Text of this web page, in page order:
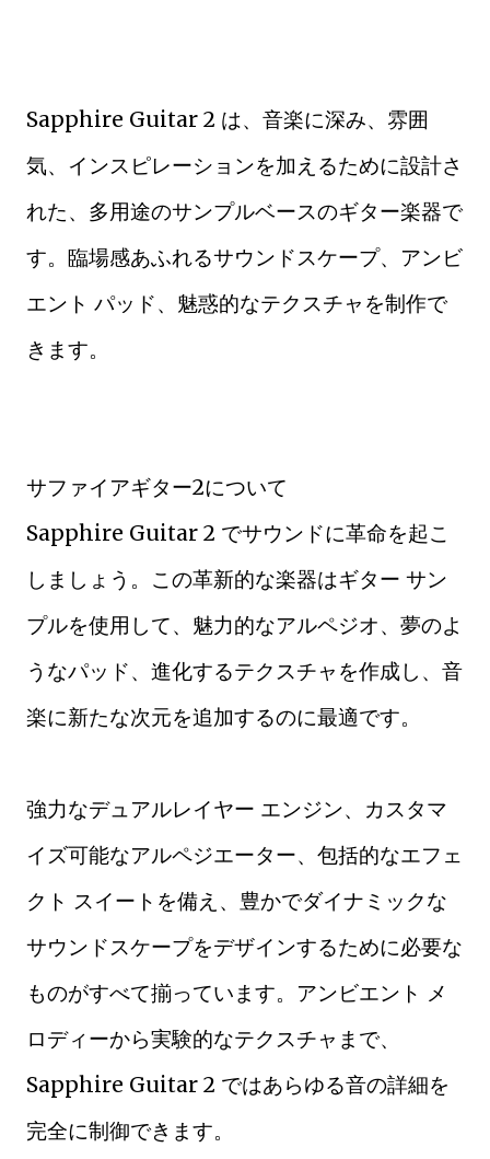
Sapphire Guitar 2 は、音楽に深み、雰囲
気、インスピレーションを加えるために設計さ
れた、多用途のサンプルベースのギター楽器で
す。臨場感あふれるサウンドスケープ、アンビ
エント パッド、魅惑的なテクスチャを制作で
きます。
サファイアギター2について
Sapphire Guitar 2 でサウンドに革命を起こ
しましょう。この革新的な楽器はギター サン
プルを使用して、魅力的なアルペジオ、夢のよ
うなパッド、進化するテクスチャを作成し、音
楽に新たな次元を追加するのに最適です。
強力なデュアルレイヤー エンジン、カスタマ
イズ可能なアルペジエーター、包括的なエフェ
クト スイートを備え、豊かでダイナミックな
サウンドスケープをデザインするために必要な
ものがすべて揃っています。アンビエント メ
ロディーから実験的なテクスチャまで、
Sapphire Guitar 2 ではあらゆる音の詳細を
完全に制御できます。